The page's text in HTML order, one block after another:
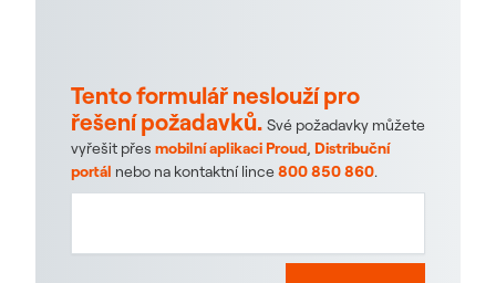
Tento formulář neslouží pro
řešení požadavků. Své požadavky můžete
vyřešit přes mobilní aplikaci Proud, Distribuční
portál nebo na kontaktní lince800 850 860.